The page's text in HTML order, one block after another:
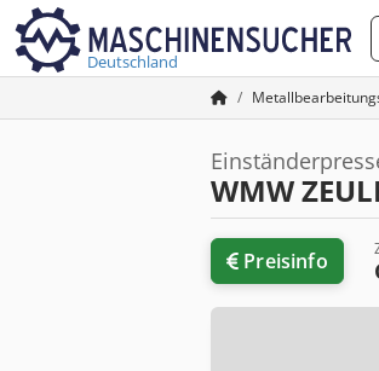
Deutschland
WMW
Preisinfo